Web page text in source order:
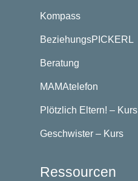
Kompass
BeziehungsPICKERL
Beratung
MAMAtelefon
Plötzlich Eltern! – Kurs
Geschwister – Kurs
Ressourcen